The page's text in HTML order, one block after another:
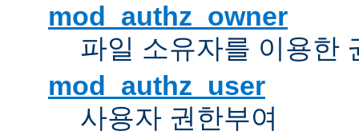
mod_authz_owner
파일 소유자를 이용한
mod_authz_user
사용자 권한부여